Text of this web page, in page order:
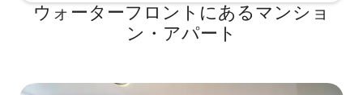
ウォーターフロントにあるマンショ
ン・アパート